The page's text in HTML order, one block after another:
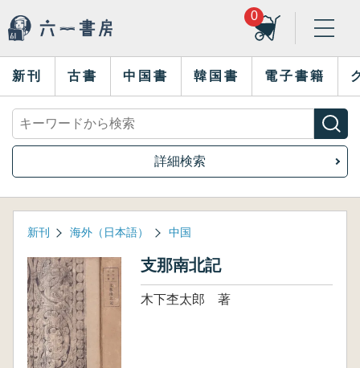
0
新刊 古書 中国書 韓国書 電子書籍
詳細検索
新刊 海外（日本語） 中国
支那南北記
木下杢太郎 著